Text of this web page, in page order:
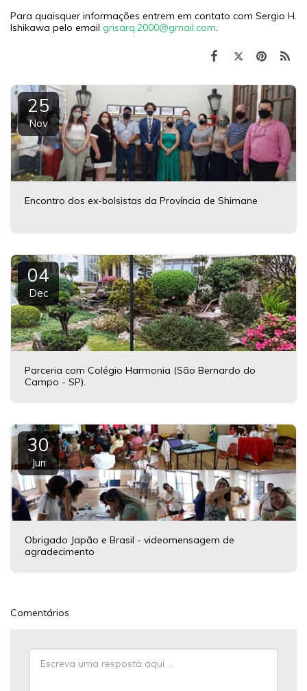
Para quaisquer informações entrem em contato com Sergio H.
Ishikawa pelo email grisarq.2000@gmail.com.
25
Nov
Encontro dos ex-bolsistas da Província de Shimane
04
Dec
Parceria com Colégio Harmonia (São Bernardo do
Campo - SP).
30
Jun
Obrigado Japão e Brasil - videomensagem de
agradecimento
Comentários